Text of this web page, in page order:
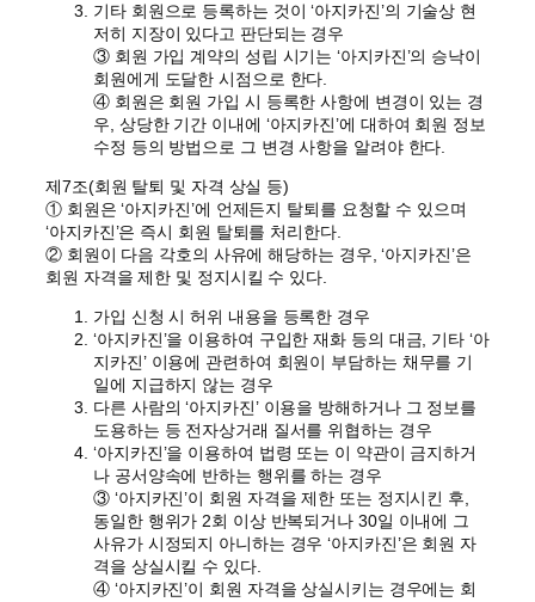
기타 회원으로 등록하는 것이 ‘아지카진’의 기술상 현
저히 지장이 있다고 판단되는 경우
③ 회원 가입 계약의 성립 시기는 ‘아지카진’의 승낙이
회원에게 도달한 시점으로 한다.
④ 회원은 회원 가입 시 등록한 사항에 변경이 있는 경
우, 상당한 기간 이내에 ‘아지카진’에 대하여 회원 정보
수정 등의 방법으로 그 변경 사항을 알려야 한다.
제7조(회원 탈퇴 및 자격 상실 등)
① 회원은 ‘아지카진’에 언제든지 탈퇴를 요청할 수 있으며
‘아지카진’은 즉시 회원 탈퇴를 처리한다.
② 회원이 다음 각호의 사유에 해당하는 경우, ‘아지카진’은
회원 자격을 제한 및 정지시킬 수 있다.
가입 신청 시 허위 내용을 등록한 경우
‘아지카진’을 이용하여 구입한 재화 등의 대금, 기타 ‘아
지카진’ 이용에 관련하여 회원이 부담하는 채무를 기
일에 지급하지 않는 경우
다른 사람의 ‘아지카진’ 이용을 방해하거나 그 정보를
도용하는 등 전자상거래 질서를 위협하는 경우
‘아지카진’을 이용하여 법령 또는 이 약관이 금지하거
나 공서양속에 반하는 행위를 하는 경우
③ ‘아지카진’이 회원 자격을 제한 또는 정지시킨 후,
동일한 행위가 2회 이상 반복되거나 30일 이내에 그
사유가 시정되지 아니하는 경우 ‘아지카진’은 회원 자
격을 상실시킬 수 있다.
④ ‘아지카진’이 회원 자격을 상실시키는 경우에는 회